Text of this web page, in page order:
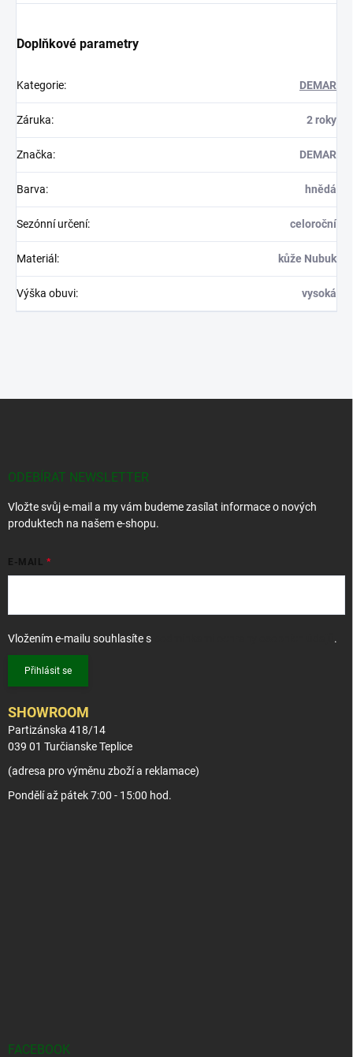
Doplňkové parametry
Kategorie: DEMAR
Záruka: 2 roky
Značka: DEMAR
Barva: hnědá
Sezónní určení: celoroční
Materiál : kůže Nubuk
Výška obuvi: vysoká
ODEBÍRAT NEWSLETTER
Vložte svůj e-mail a my vám budeme zasílat informace o nových
produktech na našem e-shopu.
E-MAIL
Vložením e-mailu souhlasíte s .
Přihlásit se
SHOWROOM
Partizánska 418/14
039 01 Turčianske Teplice
(adresa pro výměnu zboží a reklamace)
Pondělí až pátek 7:00 - 15:00 hod.
FACEBOOK